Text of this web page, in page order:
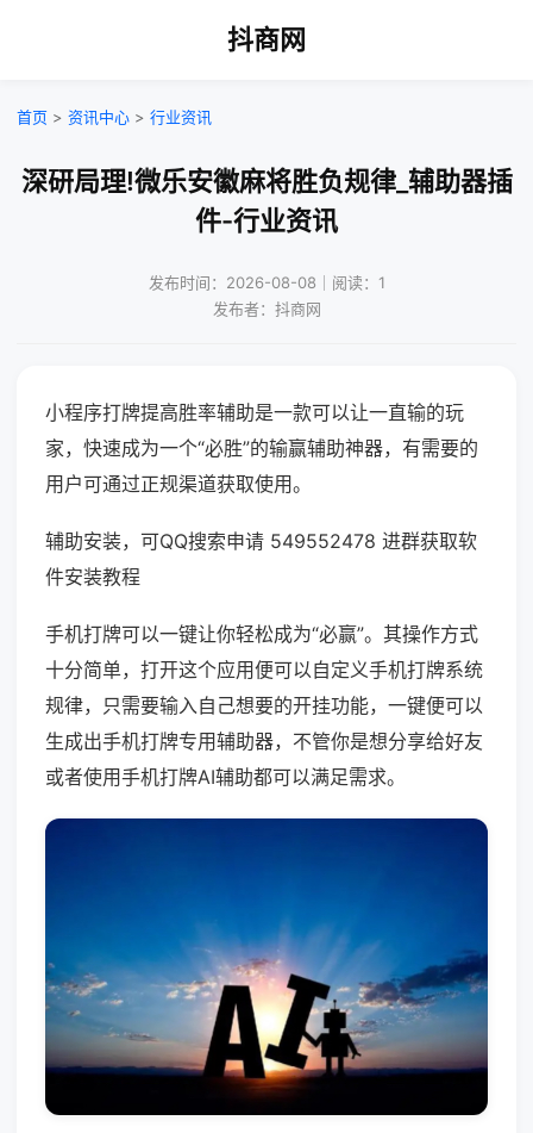
抖商网
首页 > 资讯中心 > 行业资讯
深研局理!微乐安徽麻将胜负规律_辅助器插
件-行业资讯
发布时间：2026-08-08｜阅读：1
发布者：抖商网
小程序打牌提高胜率辅助是一款可以让一直输的玩
家，快速成为一个“必胜”的输赢辅助神器，有需要的
用户可通过正规渠道获取使用。
辅助安装，可QQ搜索申请 549552478 进群获取软
件安装教程
手机打牌可以一键让你轻松成为“必赢”。其操作方式
十分简单，打开这个应用便可以自定义手机打牌系统
规律，只需要输入自己想要的开挂功能，一键便可以
生成出手机打牌专用辅助器，不管你是想分享给好友
或者使用手机打牌AI辅助都可以满足需求。